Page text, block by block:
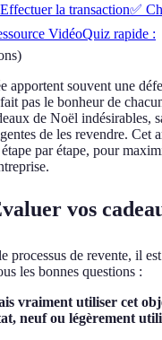
la transaction✅
VidéoQuiz rapide :
)
apportent souvent une
pas le bonheur de
de Noël indésirables,
de les revendre. Cet
par étape, pour
vos
processus de revente, il
les bonnes questions :
vraiment utiliser cet
neuf ou légèrement